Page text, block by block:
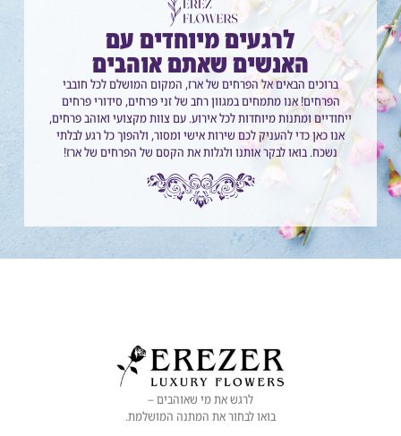
לרגעים מיוחדים עם
האנשים שאתם אוהבים
ברוכים הבאים אל הפרחים של ארז, המקום המושלם לכל חובבי
הפרחים! אנו מתמחים במגוון רחב של זני פרחים, סידורי פרחים
ייחודיים ומתנות מיוחדות לכל אירוע. עם צוות מקצועי ואוהב פרחים,
אנו כאן כדי להעניק לכם שירות אישי ומסור, ולהפוך כל רגע לבלתי
נשכח. בואו לבקר אותנו ולגלות את הקסם של הפרחים של ארז!
לרגש את מי שאוהבים –
בואו לבחור את המתנה המושלמת.